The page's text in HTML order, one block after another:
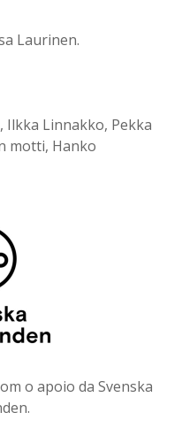
Laurinen.
Ilkka Linnakko, Pekka
motti, Hanko
o apoio da Svenska